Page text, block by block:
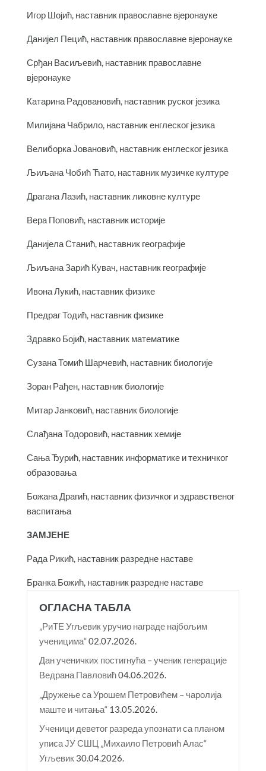
Игор Шојић, наставник православне вјеронауке
Данијел Пецић, наставник православне вјеронауке
Срђан Васиљевић, наставник православне
вјеронауке
Катарина Радовановић, наставник руског језика
Милијана Чабрило, наставник енглеског језика
Велиборка Јовановић, наставник енглеског језика
Љиљана Чобић Ћато, наставник музичке културе
Драгана Лазић, наставник ликовне културе
Вера Поповић, наставник историје
Данијела Станић, наставник географије
Љиљана Зарић Кувач, наставник географије
Ивона Лукић, наставник физике
Предраг Тодић, наставник физике
Здравко Бојић, наставник математике
Сузана Томић Шарчевић, наставник биологије
Зоран Рађен, наставник биологије
Митар Јанковић, наставник биологије
Слађана Тодоровић, наставник хемије
Сања Ђурић, наставник информатике и техничког
образовања
Божана Драгић, наставник физичког и здравственог
васпитања
ЗАМЈЕНЕ
Рада Рикић, наставник разредне наставе
Бранка Божић, наставник разредне наставе
ОГЛАСНА ТАБЛА
„РиТЕ Угљевик уручио награде најбољим
ученицима“02.07.2026.
Дан ученичких постигнућа – ученик генерације
Ведрана Павловић04.06.2026.
„Дружење са Урошем Петровићем – чаролија
маште и читања“ 13.05.2026.
Ученици деветог разреда упознати са планом
уписа ЈУ СШЦ „Михаило Петровић Алас“
Угљевик 30.04.2026.